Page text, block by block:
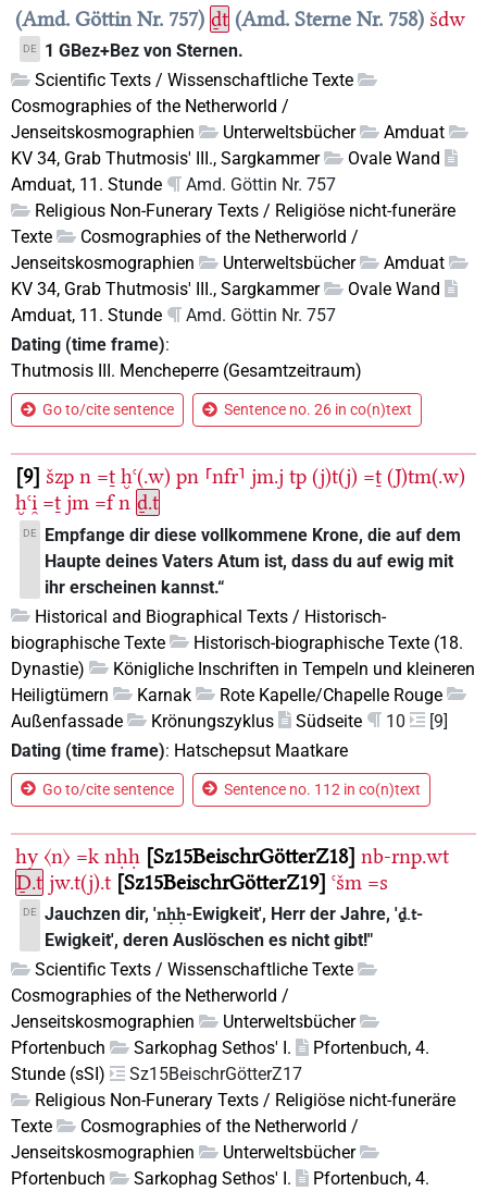
Amd. Göttin Nr. 757 ḏt Amd. Sterne Nr. 758 šdw
DE
1 GBez+Bez von Sternen.
Scientific Texts / Wissenschaftliche Texte
Cosmographies of the Netherworld /
Jenseitskosmographien
Unterweltsbücher
Amduat
KV 34, Grab Thutmosis' III., Sargkammer
Ovale Wand
Amduat, 11. Stunde
Amd. Göttin Nr. 757
Religious Non-Funerary Texts / Religiöse nicht-funeräre
Texte
Cosmographies of the Netherworld /
Jenseitskosmographien
Unterweltsbücher
Amduat
KV 34, Grab Thutmosis' III., Sargkammer
Ovale Wand
Amduat, 11. Stunde
Amd. Göttin Nr. 757
Dating (time frame):
Thutmosis III. Mencheperre (Gesamtzeitraum)
Go to/cite sentence Sentence no. 26 in co(n)text
9 šzp n =ṯ ḫꜥ(.w) pn ⸢nfr⸣ jm.j tp (j)t(j) =ṯ (J)tm(.w)
ḫꜥi̯ =ṯ jm =f n ḏ.t
DE
Empfange dir diese vollkommene Krone, die auf dem
Haupte deines Vaters Atum ist, dass du auf ewig mit
ihr erscheinen kannst.“
Historical and Biographical Texts / Historisch-
biographische Texte
Historisch-biographische Texte (18.
Dynastie)
Königliche Inschriften in Tempeln und kleineren
Heiligtümern
Karnak
Rote Kapelle/Chapelle Rouge
Außenfassade
Krönungszyklus Südseite 10
[9]
Dating (time frame): Hatschepsut Maatkare
Go to/cite sentence Sentence no. 112 in co(n)text
hy 〈n〉 =k nḥḥ Sz15BeischrGötterZ18 nb-rnp.wt
Ḏ.t jw.t(j).t Sz15BeischrGötterZ19 ꜥšm =s
DE Jauchzen dir, 'nḥḥ-Ewigkeit', Herr der Jahre, 'ḏ.t-
Ewigkeit', deren Auslöschen es nicht gibt!"
Scientific Texts / Wissenschaftliche Texte
Cosmographies of the Netherworld /
Jenseitskosmographien
Unterweltsbücher
Pfortenbuch
Sarkophag Sethos' I.
Pfortenbuch, 4.
Stunde (sSI)
Sz15BeischrGötterZ17
Religious Non-Funerary Texts / Religiöse nicht-funeräre
Texte
Cosmographies of the Netherworld /
Jenseitskosmographien
Unterweltsbücher
Pfortenbuch
Sarkophag Sethos' I.
Pfortenbuch, 4.